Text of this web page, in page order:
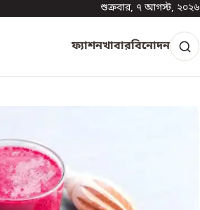
শুক্রবার, ৭ আগস্ট, ২০২৬
ফ্যাশনখাবারবিনোদন